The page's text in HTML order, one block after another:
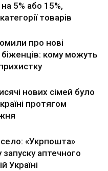
5% або 15%,
товарів
про нові
кому можуть
нових сімей було
протягом
«Укрпошта»
аптечного
Україні